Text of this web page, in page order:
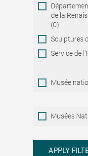
de la
(0)
Sculptures
Service de
Musée
Musées
Nationaux
Musées
APPLY